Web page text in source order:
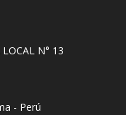
N° 13
- Perú